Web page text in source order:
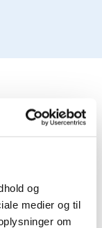
og
medier og til
om